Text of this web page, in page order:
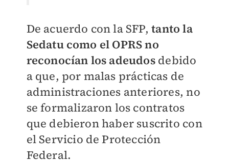
De acuerdo con la SFP,tanto la
Sedatu como el OPRS no
reconocían los adeudosdebido
a que, por malas prácticas de
administraciones anteriores, no
se formalizaron los contratos
que debieron haber suscrito con
el Servicio de Protección
Federal.